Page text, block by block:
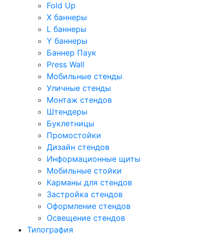
Fold Up
Х баннеры
L баннеры
Y баннеры
Баннер Паук
Press Wall
Мобильные стенды
Уличные стенды
Монтаж стендов
Штендеры
Буклетницы
Промостойки
Дизайн стендов
Информационные щиты
Мобильные стойки
Карманы для стендов
Застройка стендов
Оформление стендов
Освещение стендов
Типография